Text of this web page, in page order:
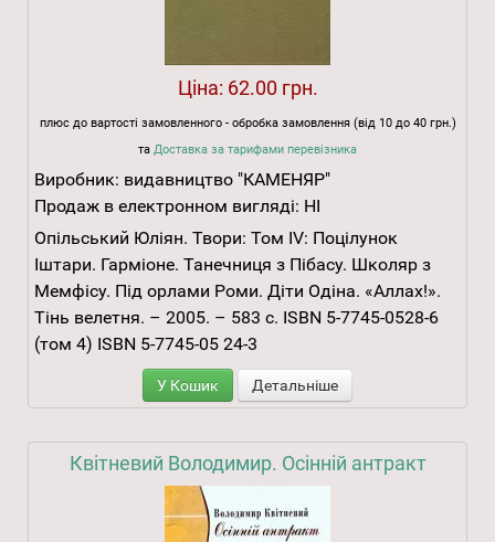
Ціна: 62.00 грн.
плюс до вартості замовленного - обробка замовлення (від 10 до 40 грн.)
та Доставка за тарифами перевізника
Виробник: видавництво "КАМЕНЯР"
Продаж в електронном вигляді: НІ
Опільський Юліян. Твори: Том ІV: Поцілунок
Іштари. Гарміоне. Танечниця з Пібасу. Школяр з
Мемфісу. Під орлами Роми. Діти Одіна. «Аллах!».
Тінь велетня. – 2005. – 583 с. ISBN 5-7745-0528-6
(том 4) ISBN 5-7745-05 24-3
У Кошик Детальніше
Квітневий Володимир. Осінній антракт